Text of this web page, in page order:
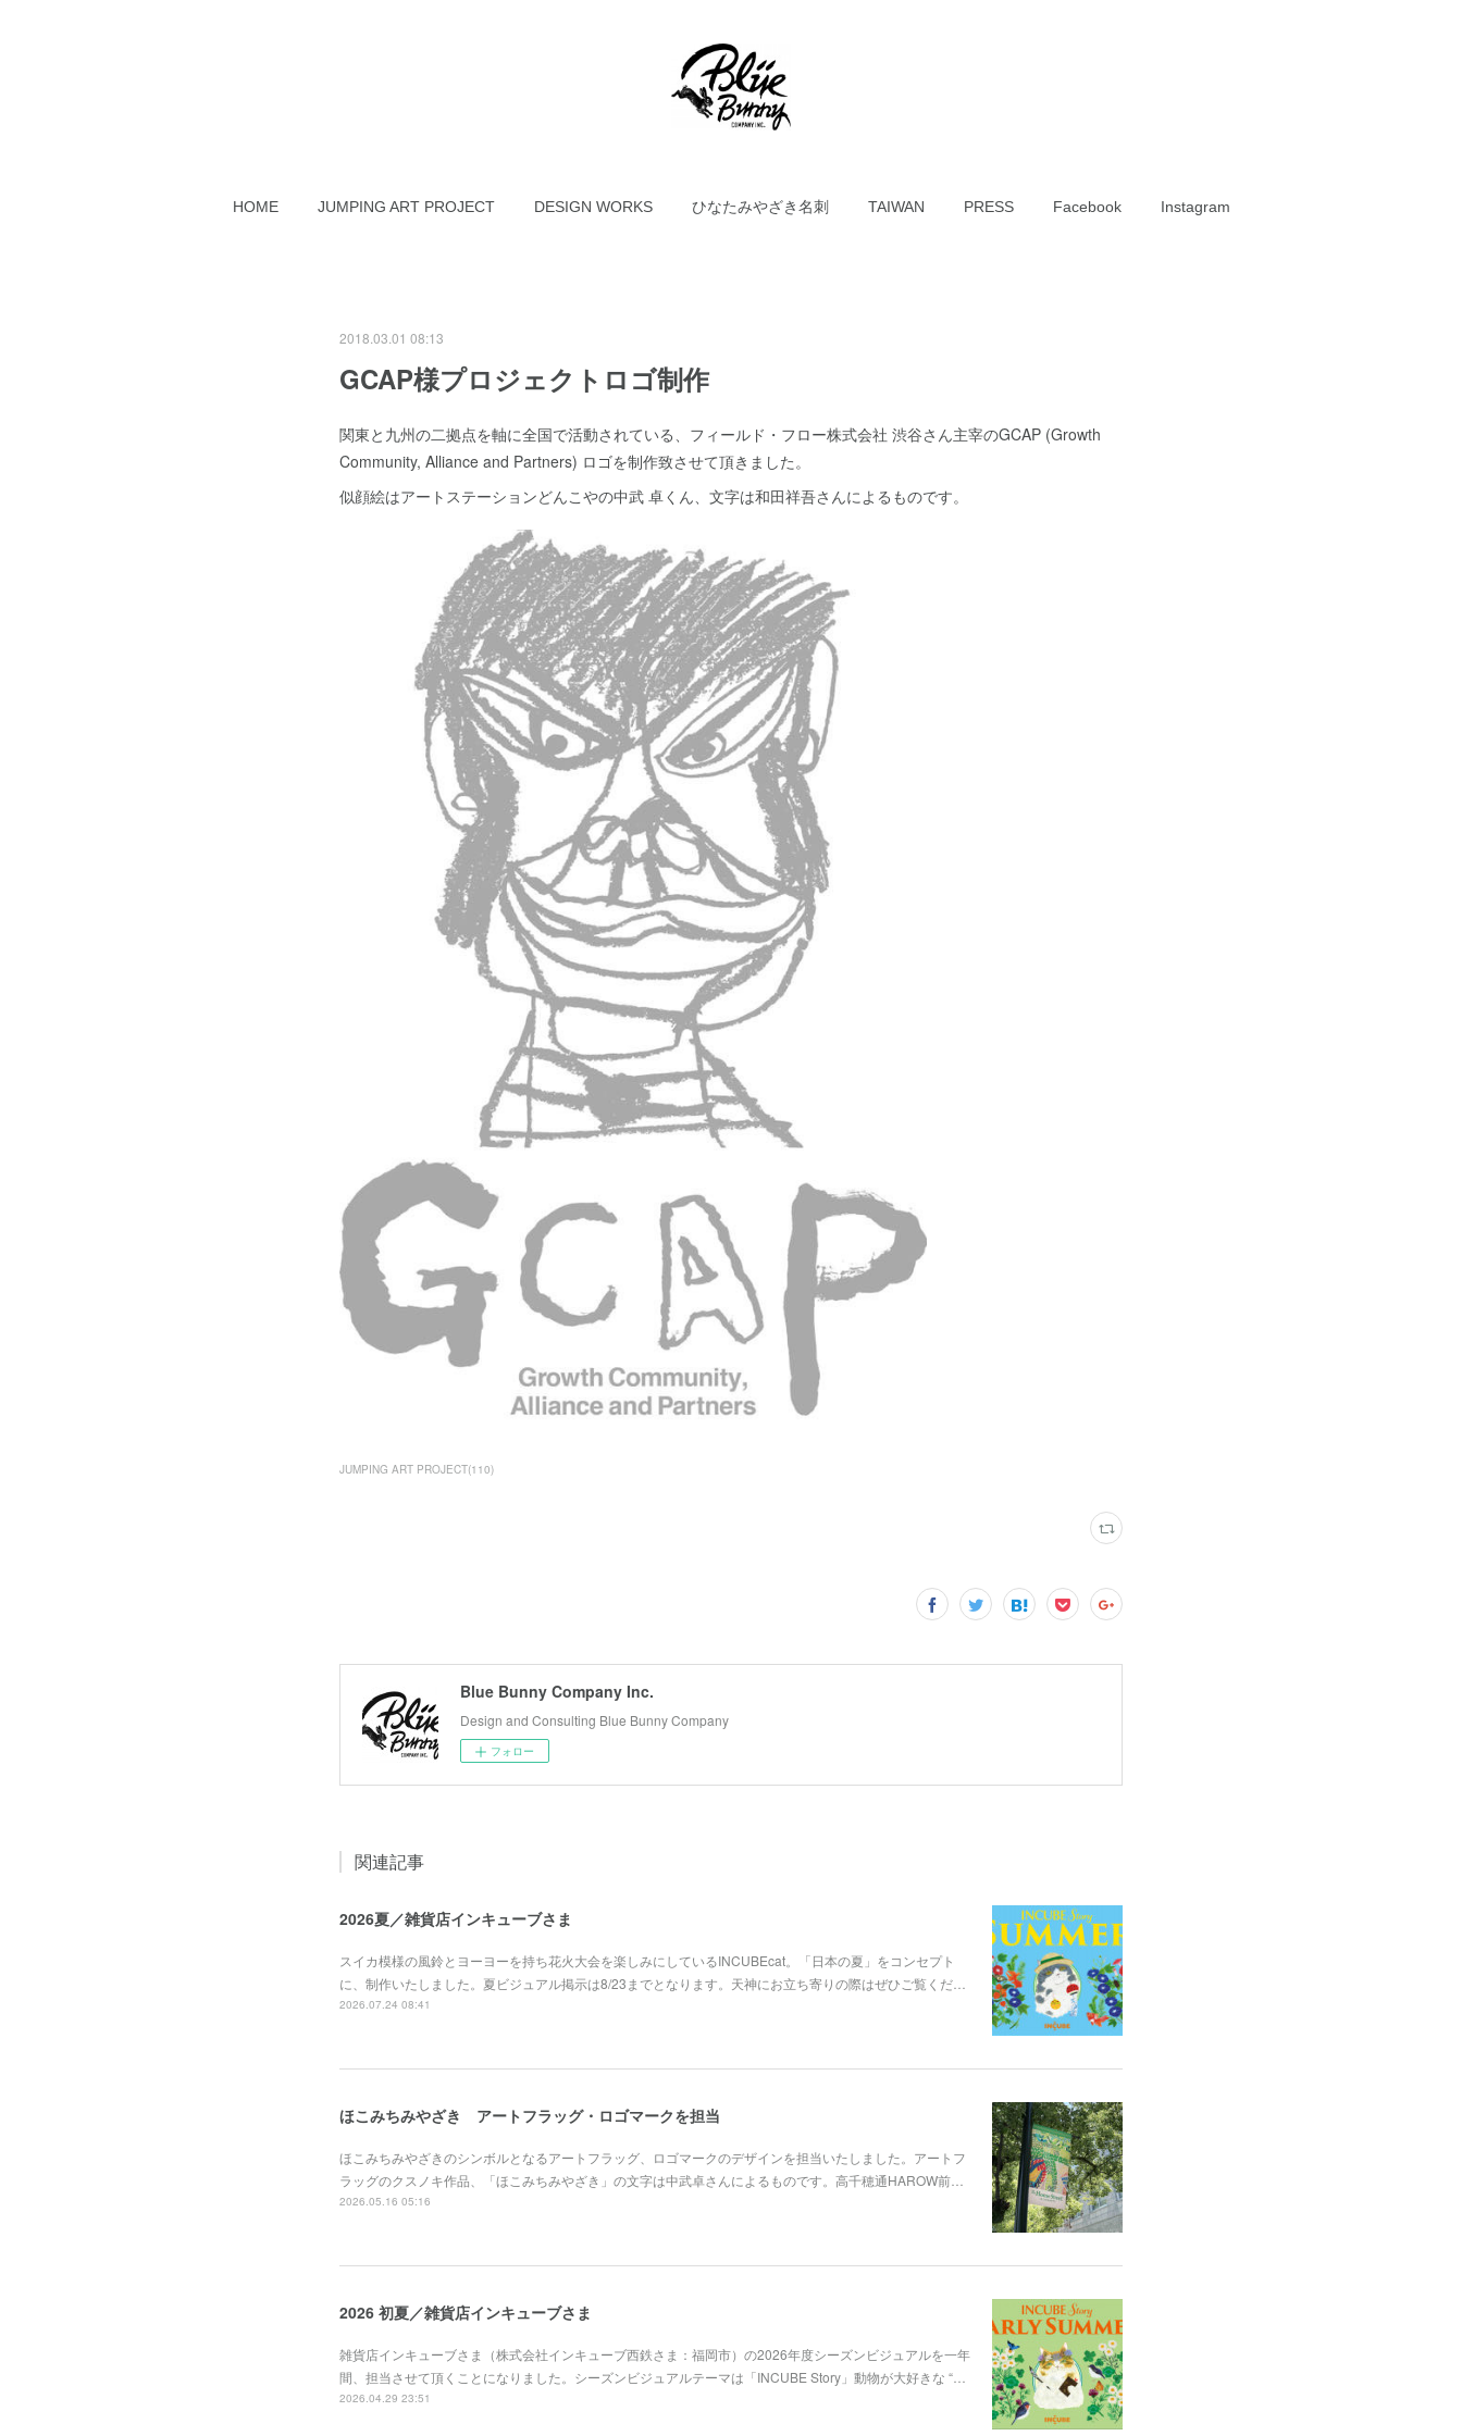
HOME JUMPING ART PROJECT DESIGN WORKS ひなたみやざき名刺 TAIWAN PRESS Facebook Instagram
2018.03.01 08:13
GCAP様プロジェクトロゴ制作
関東と九州の二拠点を軸に全国で活動されている、フィールド・フロー株式会社 渋谷さん主宰のGCAP (Growth
Community, Alliance and Partners) ロゴを制作致させて頂きました。
似顔絵はアートステーションどんこやの中武 卓くん、文字は和田祥吾さんによるものです。
JUMPING ART PROJECT(110)
Blue Bunny Company Inc.
Design and Consulting Blue Bunny Company
フォロー
関連記事
2026夏／雑貨店インキューブさま
スイカ模様の風鈴とヨーヨーを持ち花火大会を楽しみにしているINCUBEcat。「日本の夏」をコンセプト
に、制作いたしました。夏ビジュアル掲示は8/23までとなります。天神にお立ち寄りの際はぜひご覧くだ…
2026.07.24 08:41
ほこみちみやざき アートフラッグ・ロゴマークを担当
ほこみちみやざきのシンボルとなるアートフラッグ、ロゴマークのデザインを担当いたしました。アートフ
ラッグのクスノキ作品、「ほこみちみやざき」の文字は中武卓さんによるものです。高千穂通HAROW前…
2026.05.16 05:16
2026 初夏／雑貨店インキューブさま
雑貨店インキューブさま（株式会社インキューブ西鉄さま：福岡市）の2026年度シーズンビジュアルを一年
間、担当させて頂くことになりました。シーズンビジュアルテーマは「INCUBE Story」動物が大好きな “…
2026.04.29 23:51